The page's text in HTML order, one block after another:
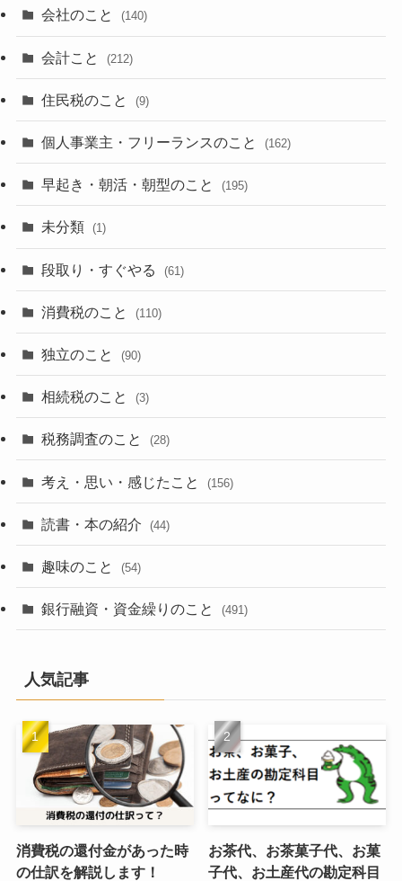
会社のこと (140)
会計こと (212)
住民税のこと (9)
個人事業主・フリーランスのこと (162)
早起き・朝活・朝型のこと (195)
未分類 (1)
段取り・すぐやる (61)
消費税のこと (110)
独立のこと (90)
相続税のこと (3)
税務調査のこと (28)
考え・思い・感じたこと (156)
読書・本の紹介 (44)
趣味のこと (54)
銀行融資・資金繰りのこと (491)
人気記事
消費税の還付金があった時
の仕訳を解説します！
お茶代、お茶菓子代、お菓
子代、お土産代の勘定科目